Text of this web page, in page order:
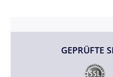
GEPRÜFTE